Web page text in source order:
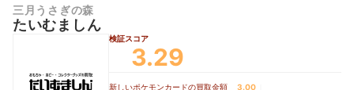
三月うさぎの森
たいむましん
検証スコア
3.29
新しいポケモンカードの買取金額 3.00